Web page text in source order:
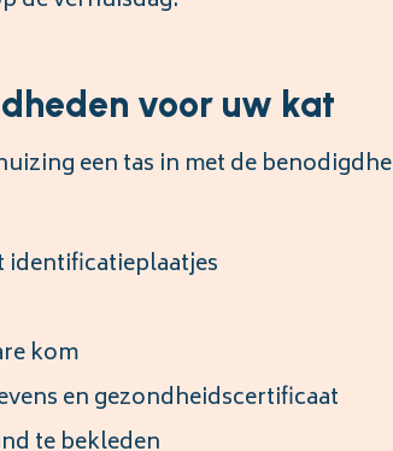
voor uw kat
een tas in met de
identificatieplaatjes
kom
en gezondheidscertificaat